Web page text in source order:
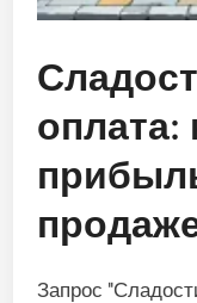
оплата:
Запрос